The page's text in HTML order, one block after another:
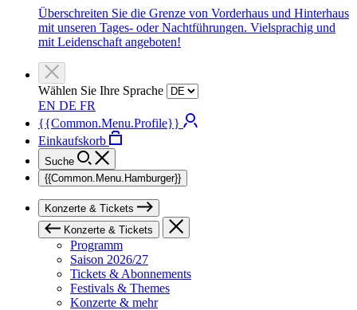
Überschreiten Sie die Grenze von Vorderhaus und Hinterhaus
mit unseren Tages- oder Nachtführungen. Vielsprachig und
mit Leidenschaft angeboten!
Wählen Sie Ihre Sprache
EN DE FR
{{Common.Menu.Profile}}
Einkaufskorb
Suche
{{Common.Menu.Hamburger}}
Konzerte & Tickets
Konzerte & Tickets
Programm
Saison 2026/27
Tickets & Abonnements
Festivals & Themes
Konzerte & mehr